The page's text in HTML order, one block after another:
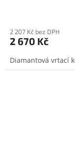
2 207 Kč bez DPH
2 670 Kč
Diamantová vrtací